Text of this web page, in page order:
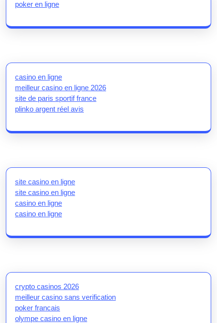
poker en ligne
casino en ligne
meilleur casino en ligne 2026
site de paris sportif france
plinko argent réel avis
site casino en ligne
site casino en ligne
casino en ligne
casino en ligne
crypto casinos 2026
meilleur casino sans verification
poker francais
olympe casino en ligne